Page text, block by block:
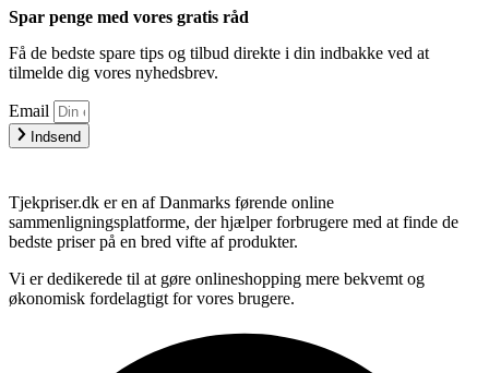
Spar penge med vores gratis råd
Få de bedste spare tips og tilbud direkte i din indbakke ved at
tilmelde dig vores nyhedsbrev.
Email
Indsend
Tjekpriser.dk er en af Danmarks førende online
sammenligningsplatforme, der hjælper forbrugere med at finde de
bedste priser på en bred vifte af produkter.
Vi er dedikerede til at gøre onlineshopping mere bekvemt og
økonomisk fordelagtigt for vores brugere.